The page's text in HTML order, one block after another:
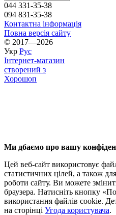
044 331-35-38
094 831-35-38
Контактна інформація
Повна версія сайту
© 2017—2026
Укр Рус
Інтернет-магазин
створений з
Хорошоп
Ми дбаємо про вашу
Цей веб-сайт використовує
статистичних цілей, а також
роботи сайту. Ви можете
браузера. Натисніть кнопку
використання файлів cookie.
на сторінці Угода користувача.